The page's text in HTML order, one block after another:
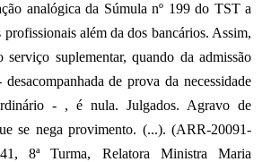
analógica da Súmula nº 199 do TST a
profissionais além da dos bancários. Assim,
serviço suplementar, quando da admissão
de prova da necessidade
- , é nula. Julgados. Agravo de
se nega provimento. (...). (ARR-20091-
8ª Turma, Relatora Ministra Maria